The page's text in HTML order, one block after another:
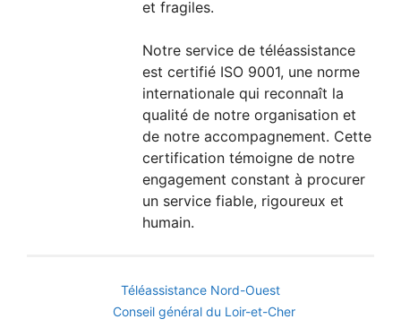
et fragiles.
Notre service de téléassistance
est certifié ISO 9001, une norme
internationale qui reconnaît la
qualité de notre organisation et
de notre accompagnement. Cette
certification témoigne de notre
engagement constant à procurer
un service fiable, rigoureux et
humain.
Téléassistance Nord-Ouest
Conseil général du Loir-et-Cher